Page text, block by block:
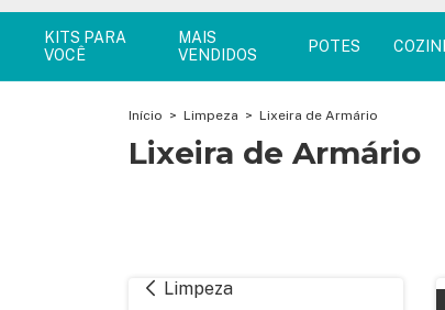
KITS PARA
VOCÊ
MAIS
VENDIDOS
POTES
Início > Limpeza > Lixeira de Armário
Lixeira de Armário
Limpeza